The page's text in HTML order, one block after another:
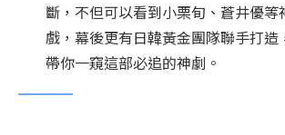
斷，不但可以看到小栗旬、蒼井優等
戲，幕後更有日韓黃金團隊聯手打造
帶你一窺這部必追的神劇。